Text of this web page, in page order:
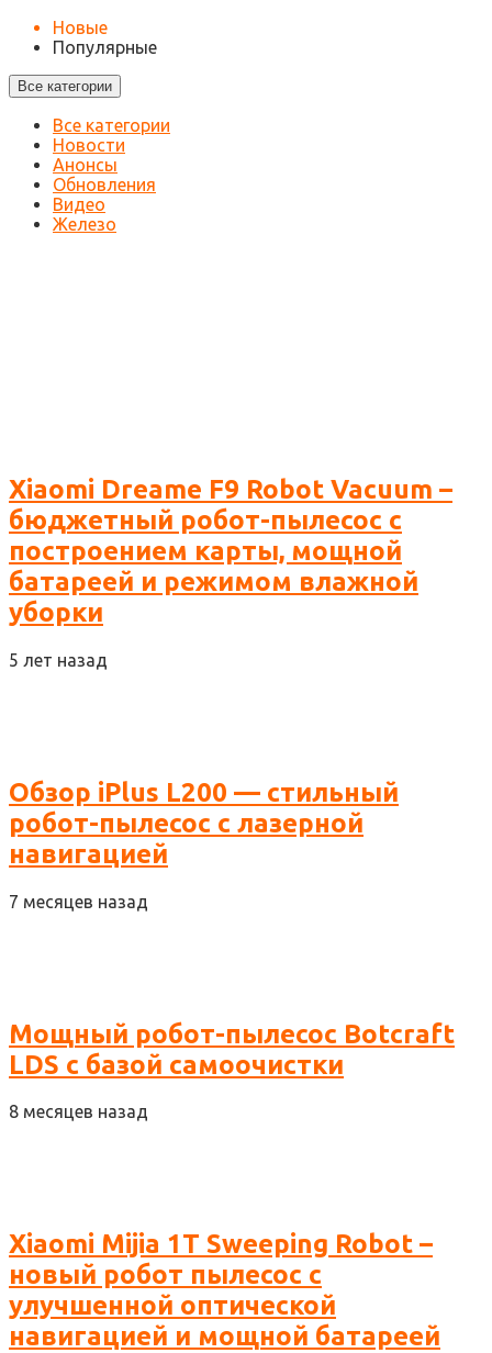
Новые
Популярные
Все категории
Все категории
Новости
Анонсы
Обновления
Видео
Железо
Xiaomi Dreame F9 Robot Vacuum –
бюджетный робот-пылесос с
построением карты, мощной
батареей и режимом влажной
уборки
5 лет назад
Обзор iPlus L200 — стильный
робот-пылесос с лазерной
навигацией
7 месяцев назад
Мощный робот-пылесос Botcraft
LDS с базой самоочистки
8 месяцев назад
Xiaomi Mijia 1T Sweeping Robot –
новый робот пылесос с
улучшенной оптической
навигацией и мощной батареей